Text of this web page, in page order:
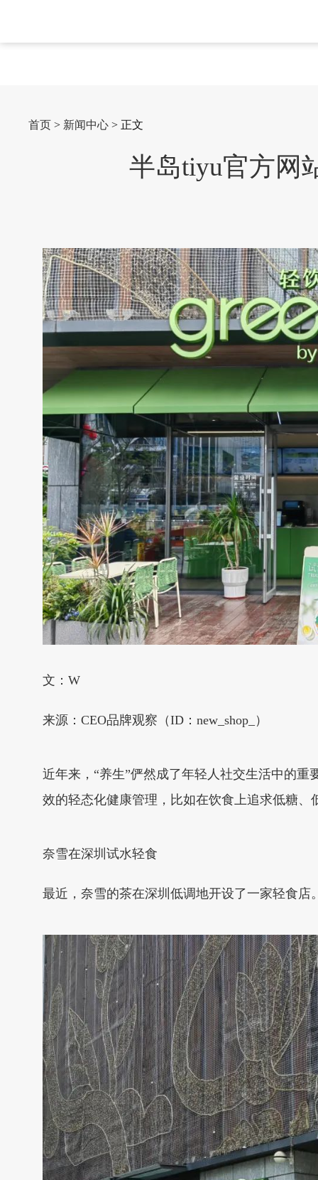
首页 > 新闻中心 > 正文
半岛tiyu官方网
文：W
来源：CEO品牌观察（ID：new_shop_）
近年来，“养生”俨然成了年轻人社交生活中的
效的轻态化健康管理，比如在饮食上追求低糖
奈雪在深圳试水轻食
最近，奈雪的茶在深圳低调地开设了一家轻食店